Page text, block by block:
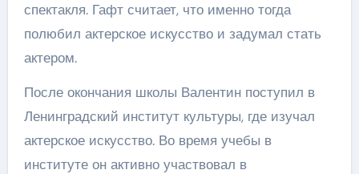
спектакля. Гафт считает, что именно тогда
полюбил актерское искусство и задумал стать
актером.
После окончания школы Валентин поступил в
Ленинградский институт культуры, где изучал
актерское искусство. Во время учебы в
институте он активно участвовал в